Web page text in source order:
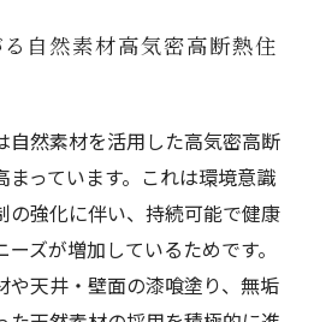
自然素材高気密高断熱住
自然素材を活用した高気密高断
っています。これは環境意識
の強化に伴い、持続可能で健康
ズが増加しているためです。
や天井・壁面の漆喰塗り、無垢